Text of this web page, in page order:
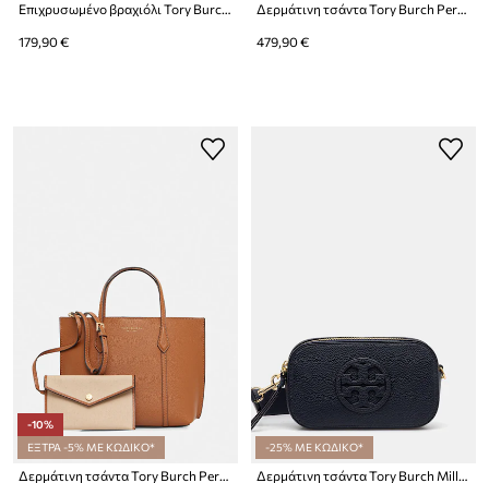
Επιχρυσωμένο βραχιόλι Tory Burch Kira
179,90 €
Δερμάτινη τσάντα Tory Burch Perry
479,90 €
-10%
ΕΞΤΡΑ -5% ΜΕ ΚΩΔΙΚΟ*
-25% ΜΕ ΚΩΔΙΚΟ*